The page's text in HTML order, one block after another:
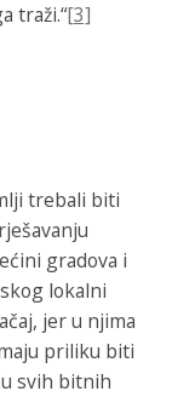
traži.“[3]
trebali biti
gradova i
lokalni
jer u njima
priliku biti
svih bitnih